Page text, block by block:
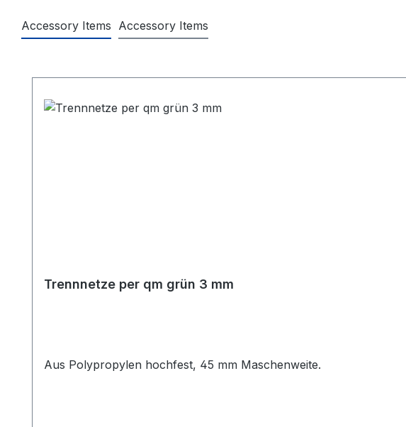
Accessory Items Accessory Items
Trennnetze per qm grün 3 mm
Aus Polypropylen hochfest, 45 mm Maschenweite.